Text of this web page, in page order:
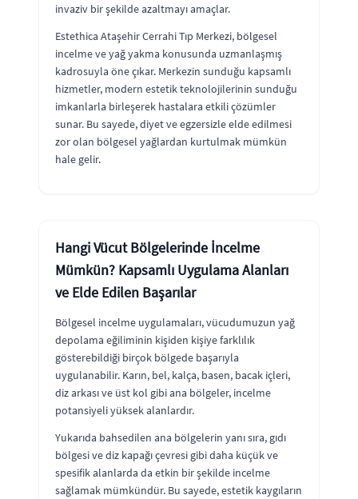
invaziv bir şekilde azaltmayı amaçlar.
Estethica Ataşehir Cerrahi Tıp Merkezi, bölgesel
incelme ve yağ yakma konusunda uzmanlaşmış
kadrosuyla öne çıkar. Merkezin sunduğu kapsamlı
hizmetler, modern estetik teknolojilerinin sunduğu
imkanlarla birleşerek hastalara etkili çözümler
sunar. Bu sayede, diyet ve egzersizle elde edilmesi
zor olan bölgesel yağlardan kurtulmak mümkün
hale gelir.
Hangi Vücut Bölgelerinde İncelme
Mümkün? Kapsamlı Uygulama Alanları
ve Elde Edilen Başarılar
Bölgesel incelme uygulamaları, vücudumuzun yağ
depolama eğiliminin kişiden kişiye farklılık
gösterebildiği birçok bölgede başarıyla
uygulanabilir. Karın, bel, kalça, basen, bacak içleri,
diz arkası ve üst kol gibi ana bölgeler, incelme
potansiyeli yüksek alanlardır.
Yukarıda bahsedilen ana bölgelerin yanı sıra, gıdı
bölgesi ve diz kapağı çevresi gibi daha küçük ve
spesifik alanlarda da etkin bir şekilde incelme
sağlamak mümkündür. Bu sayede, estetik kaygıların